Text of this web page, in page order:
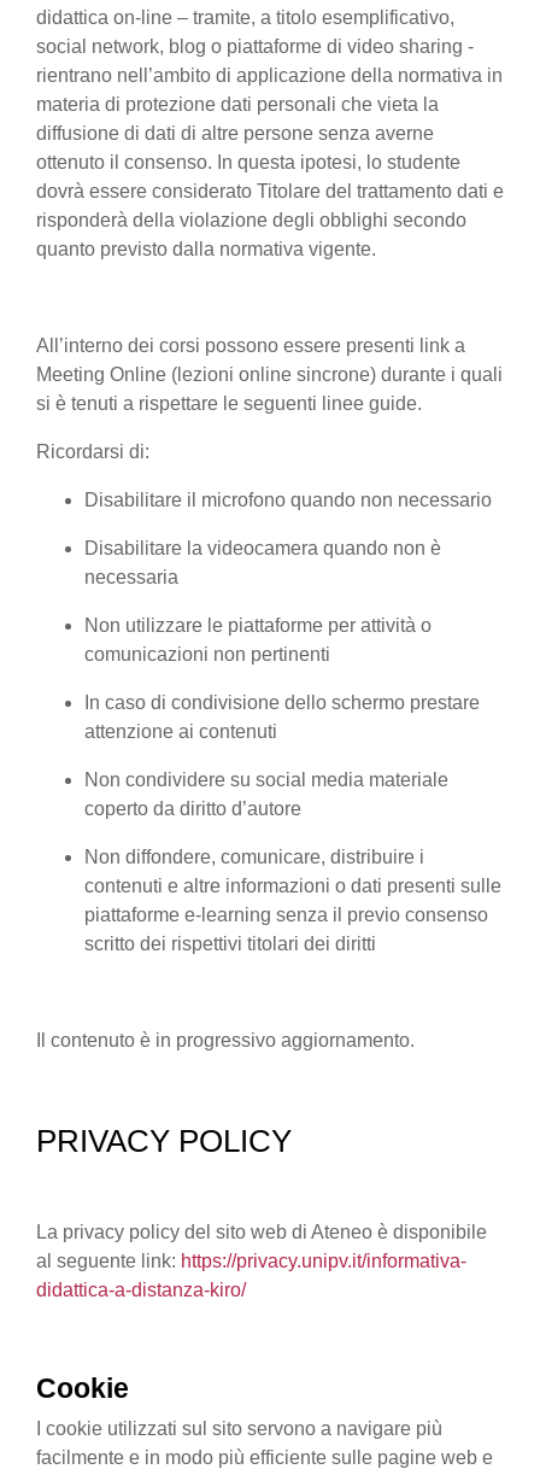
didattica on-line – tramite, a titolo esemplificativo,
social network, blog o piattaforme di video sharing -
rientrano nell’ambito di applicazione della normativa in
materia di protezione dati personali che vieta la
diffusione di dati di altre persone senza averne
ottenuto il consenso. In questa ipotesi, lo studente
dovrà essere considerato Titolare del trattamento dati e
risponderà della violazione degli obblighi secondo
quanto previsto dalla normativa vigente.
All’interno dei corsi possono essere presenti link a
Meeting Online (lezioni online sincrone) durante i quali
si è tenuti a rispettare le seguenti linee guide.
Ricordarsi di:
Disabilitare il microfono quando non necessario
Disabilitare la videocamera quando non è
necessaria
Non utilizzare le piattaforme per attività o
comunicazioni non pertinenti
In caso di condivisione dello schermo prestare
attenzione ai contenuti
Non condividere su social media materiale
coperto da diritto d’autore
Non diffondere, comunicare, distribuire i
contenuti e altre informazioni o dati presenti sulle
piattaforme e-learning senza il previo consenso
scritto dei rispettivi titolari dei diritti
Il contenuto è in progressivo aggiornamento.
PRIVACY POLICY
La privacy policy del sito web di Ateneo è disponibile
al seguente link: https://privacy.unipv.it/informativa-
didattica-a-distanza-kiro/
Cookie
I cookie utilizzati sul sito servono a navigare più
facilmente e in modo più efficiente sulle pagine web e